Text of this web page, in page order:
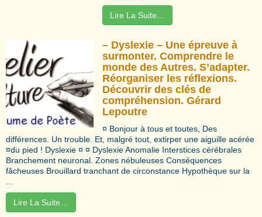
Lire La Suite…
– Dyslexie – Une épreuve à
surmonter. Comprendre le
monde des Autres. S’adapter.
Réorganiser les réflexions.
Découvrir des clés de
compréhension. Gérard
Lepoutre
¤ Bonjour à tous et toutes, Des
différences. Un trouble. Et, malgré tout, extirper une aiguille acérée
¤du pied ! Dyslexie ¤ ¤ Dyslexie Anomalie Interstices cérébrales
Branchement neuronal. Zones nébuleuses Conséquences
fâcheuses Brouillard tranchant de circonstance Hypothèque sur la
...
Lire La Suite…